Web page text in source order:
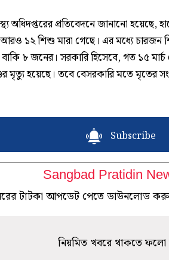
অধিদপ্তরের প্রতিবেদনে জানানো হয়েছে,
আরও ১২ শিশু মারা গেছে। এর মধ্যে চারজন
৮ জনের। সরকারি হিসেবে, গত ১৫
মৃত্যু হয়েছে। তবে বেসরকারি মতে মৃতের
Subscribe
Sangbad Pratidin
টাটকা আপডেট পেতে ডাউনলোড করুন
নিয়মিত খবরে থাকতে